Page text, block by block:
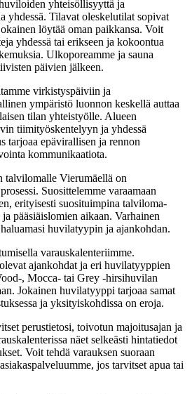
yhteisöllisyyttä ja
yhdessä. Tilavat oleskelutilat sopivat
löytää oman paikkansa. Voit
yhdessä tai erikseen ja kokoontua
Ulkoporeamme ja sauna
päivien jälkeen.
virkistyspäiviin ja
ympäristö luonnon keskellä auttaa
tilan yhteistyölle. Alueen
tiimityöskentelyyn ja yhdessä
tarjoaa epävirallisen ja rennon
kommunikaatiota.
talvilomalle Vierumäellä on
Suosittelemme varaamaan
erityisesti suosituimpina talviloma-
pääsiäislomien aikaan. Varhainen
huvilatyypin ja ajankohdan.
varauskalenteriimme.
ajankohdat ja eri huvilatyyppien
, Mocca- tai Grey -hirsihuvilan
Jokainen huvilatyyppi tarjoaa samat
ja yksityiskohdissa on eroja.
perustietosi, toivotun majoitusajan ja
näet selkeästi hintatiedot
Voit tehdä varauksen suoraan
jos tarvitset apua tai